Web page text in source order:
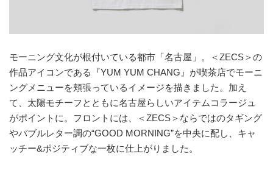
モーニング文化が根付いている都市「名古屋」。＜ZECS＞の
作品アイコンである『YUM YUM CHANG』が喫茶店でモーニ
ングメニューを頬張っているイメージを描きました。加え
て、太陽モチーフとともに名古屋らしいアイテムコラージュ
がポイントに。フロントには、＜ZECS＞ならではのタギング
やバブルレター調の“GOOD MORNING”を中央に配し、キャ
ッチー&ポジティブな一枚に仕上がりました。